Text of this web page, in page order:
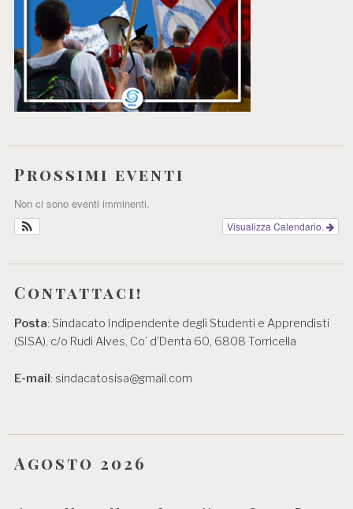
Prossimi eventi
Non ci sono eventi imminenti.
Visualizza Calendario.
Contattaci!
Posta: Sindacato Indipendente degli Studenti e Apprendisti
(SISA), c/o Rudi Alves, Co’ d’Denta 60, 6808 Torricella
E-mail: sindacatosisa@gmail.com
Agosto 2026